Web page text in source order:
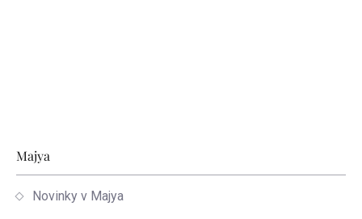
Zápätie
Majya
Novinky v Majya